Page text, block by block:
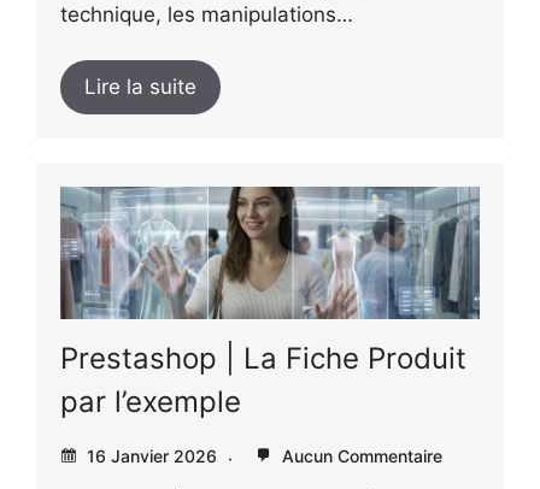
technique, les manipulations…
Lire la suite
Prestashop | La Fiche Produit
par l’exemple
16 Janvier 2026 Aucun Commentaire